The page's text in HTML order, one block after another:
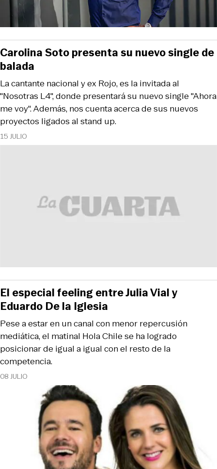
15 JULIO
La cantante nacional y ex Rojo, es la invitada al
"Nosotras L4", donde presentará su nuevo single "Ahora
me voy". Además, nos cuenta acerca de sus nuevos
proyectos ligados al stand up.
Carolina Soto presenta su nuevo single de
balada
08 JULIO
Pese a estar en un canal con menor repercusión
mediática, el matinal Hola Chile se ha logrado
posicionar de igual a igual con el resto de la
competencia.
El especial feeling entre Julia Vial y
Eduardo De la Iglesia